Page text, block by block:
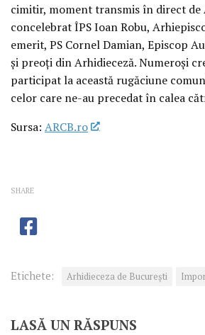
cimitir, moment transmis în direct de
concelebrat ÎPS Ioan Robu,
emerit, PS Cornel Damian, Episcop
și preoți din Arhidieceză. Numeroși
participat la această rugăciune
celor care ne-au precedat în calea
Sursa: ARCB.ro
SHARE
Etichete: Arhidieceza de București
LASĂ UN RĂSPUNS